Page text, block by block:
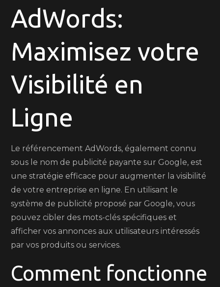
Ligne
avec
Référencement
AdWords:
Maximisez votre
Visibilité en
Ligne
Le référencement AdWords, également connu
sous le nom de publicité payante sur Google, est
une stratégie efficace pour augmenter la visibilité
de votre entreprise en ligne. En utilisant le
système de publicité proposé par Google, vous
pouvez cibler des mots-clés spécifiques et
afficher vos annonces aux utilisateurs intéressés
par vos produits ou services.
Comment fonctionne